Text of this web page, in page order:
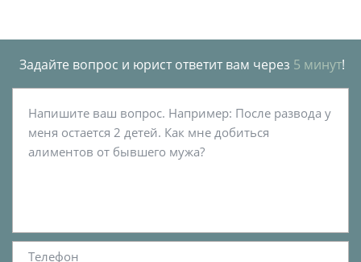
Задайте вопрос и юрист ответит вам через 5 минут!